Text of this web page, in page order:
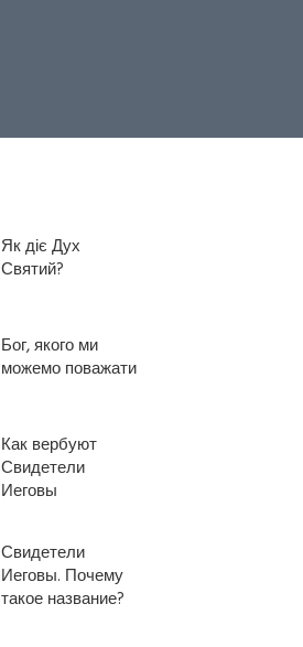
Як діє Дух
Святий?
Бог, якого ми
можемо поважати
Как вербуют
Свидетели
Иеговы
Свидетели
Иеговы. Почему
такое название?